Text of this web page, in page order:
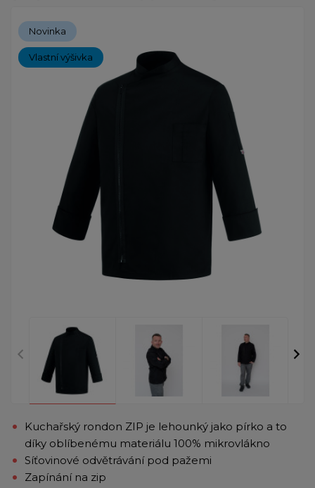
Novinka
Vlastní výšivka
Kuchařský rondon ZIP je lehounký jako pírko a to
díky oblíbenému materiálu 100% mikrovlákno
Síťovinové odvětrávání pod pažemi
Zapínání na zip